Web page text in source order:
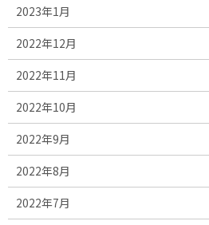
2023年1月
2022年12月
2022年11月
2022年10月
2022年9月
2022年8月
2022年7月